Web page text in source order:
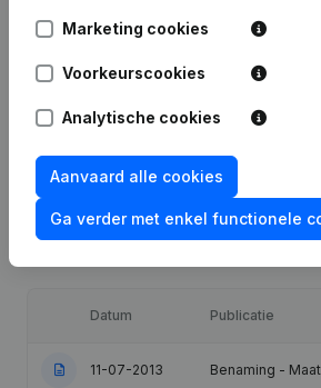
Brutomarge €22.915
Personeel 2,9
Datum Publicatie
11-07-2013 Benaming -
Marketing cookies
Voorkeurscookies
Analytische cookies
Aanvaard alle cookies
Ga verder met enkel functionele